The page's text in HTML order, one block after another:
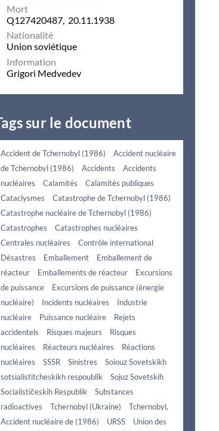
Mort
Q127420487, 20.11.1938
Nationalité
Union soviétique
Information
Grigori Medvedev
sur le document
Accident de Tchernobyl (1986)
Accident nucléaire
de Tchernobyl (1986)
Accidents
Accidents
nucléaires
Calamités
Calamités publiques
Cataclysmes
Catastrophe de Tchernobyl (1986)
Catastrophe nucléaire de Tchernobyl (1986)
Catastrophes
Catastrophes nucléaires
Centrales nucléaires
Contrôle international
Désastres
Emballement
Emballement de
réacteur
Emballements de réacteur
Excursions
de puissance
Excursions de puissance (énergie
nucléaire)
Incidents nucléaires
Industrie
nucléaire
Puissance nucléaire
Rejets
accidentels
Risques majeurs
Risques
nucléaires
Réacteurs nucléaires
Réactions
nucléaires
SSSR Sinistres
Soiouz Sovetskikh
sotsialistitcheskikh respoublik
Sojuz Sovetskih
Socialističeskih Respublik
Substances
radioactives
Tchernobyl (Ukraine)
Tchernobyl,
Accident nucléaire de (1986)
URSS
Union des